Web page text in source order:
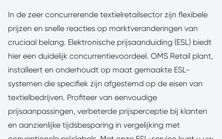
In de zeer concurrerende textielretailsector zijn flexibele
prijzen en snelle reacties op marktveranderingen van
cruciaal belang. Elektronische prijsaanduiding (ESL) biedt
hier een duidelijk concurrentievoordeel. OMS Retail plant,
installeert en onderhoudt op maat gemaakte ESL-
systemen die specifiek zijn afgestemd op de eisen van
textielbedrijven. Profiteer van eenvoudige
prijsaanpassingen, verbeterde prijsperceptie bij klanten
en aanzienlijke tijdsbesparing in vergelijking met